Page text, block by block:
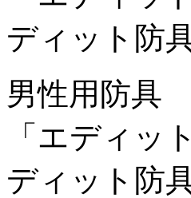
ディット防
男性用防具
「エディッ
ディット防